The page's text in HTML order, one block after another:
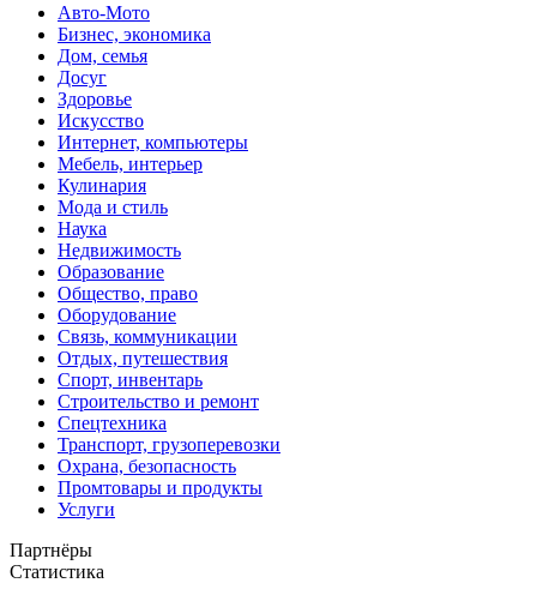
Авто-Мото
Бизнес, экономика
Дом, семья
Досуг
Здоровье
Искусство
Интернет, компьютеры
Мебель, интерьер
Кулинария
Мода и стиль
Наука
Недвижимость
Образование
Общество, право
Оборудование
Связь, коммуникации
Отдых, путешествия
Спорт, инвентарь
Строительство и ремонт
Спецтехника
Транспорт, грузоперевозки
Охрана, безопасность
Промтовары и продукты
Услуги
Партнёры
Статистика